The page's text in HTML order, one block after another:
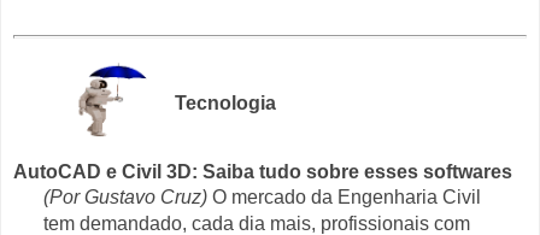
Tecnologia
AutoCAD e Civil 3D: Saiba tudo sobre esses softwares
(Por Gustavo Cruz)O mercado da Engenharia Civil
tem demandado, cada dia mais, profissionais com